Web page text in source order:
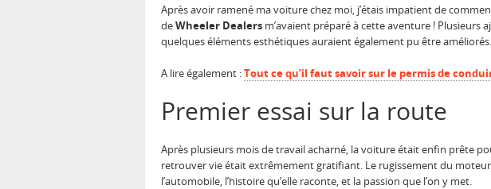
Après avoir ramené ma voiture chez moi, j’étais impatient de
deWheeler Dealers m’avaient préparé à cette aventure ! Plusieurs
quelques éléments esthétiques auraient également pu être améliorés.
A lire également :Tout ce qu’il faut savoir sur le permis de
Premier essai sur la route
Après plusieurs mois de travail acharné, la voiture était enfin prête
retrouver vie était extrêmement gratifiant. Le rugissement du
l’automobile, l’histoire qu’elle raconte, et la passion que l’on y met.